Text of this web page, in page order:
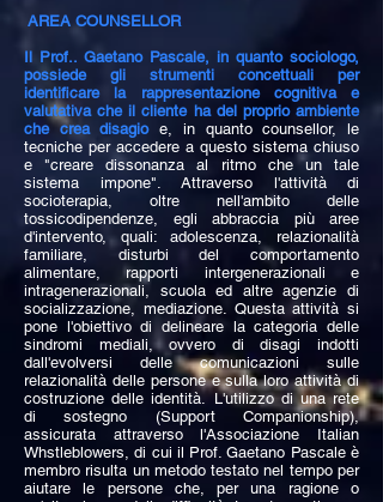
AREA COUNSELLOR
Il Prof.. Gaetano Pascale, in quanto sociologo,
possiede gli strumenti concettuali per
identificare la rappresentazione cognitiva e
valutativa che il cliente ha del proprio ambiente
che crea disagioe, in quanto counsellor, le
tecniche per accedere a questo sistema chiuso
e "creare dissonanza al ritmo che un tale
sistema impone". Attraverso l'attività di
socioterapia, oltre nell'ambito delle
tossicodipendenze, egli abbraccia più aree
d'intervento, quali: adolescenza, relazionalità
familiare, disturbi del comportamento
alimentare, rapporti intergenerazionali e
intragenerazionali, scuola ed altre agenzie di
socializzazione, mediazione. Questa attività si
pone l'obiettivo di delineare la categoria delle
sindromi mediali, ovvero di disagi indotti
dall'evolversi delle comunicazioni sulle
relazionalità delle persone e sulla loro attività di
costruzione delle identità. L'utilizzo di una rete
di sostegno (Support Companionship),
assicurata attraverso l'Associazione Italian
Whstleblowers, di cui il Prof. Gaetano Pascale è
membro risulta un metodo testato nel tempo per
aiutare le persone che, per una ragione o